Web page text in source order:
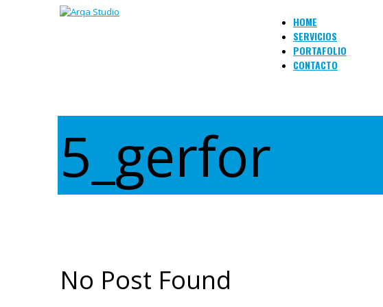
HOME
SERVICIOS
PORTAFOLIO
CONTACTO
5_gerfor
No Post Found